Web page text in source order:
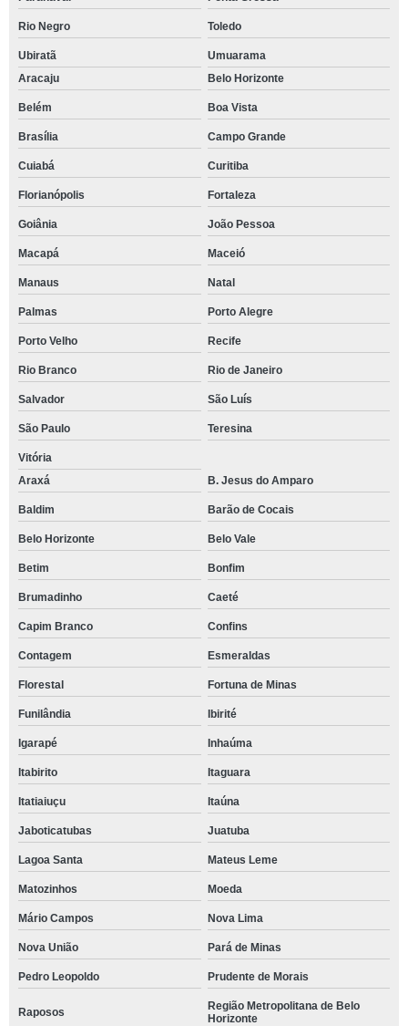
Rio Negro Toledo
Ubiratã
Umuarama
Aracaju
Belo Horizonte
Belém Boa Vista
Brasília Campo Grande
Cuiabá Curitiba
Florianópolis Fortaleza
Goiânia João Pessoa
Macapá Maceió
Manaus Natal
Palmas Porto Alegre
Porto Velho Recife
Rio Branco Rio de Janeiro
Salvador São Luís
São Paulo Teresina
Vitória
Araxá
B. Jesus do Amparo
Baldim Barão de Cocais
Belo Horizonte Belo Vale
Betim Bonfim
Brumadinho Caeté
Capim Branco Confins
Contagem Esmeraldas
Florestal Fortuna de Minas
Funilândia Ibirité
Igarapé Inhaúma
Itabirito Itaguara
Itatiaiuçu Itaúna
Jaboticatubas Juatuba
Lagoa Santa Mateus Leme
Matozinhos Moeda
Mário Campos Nova Lima
Nova União Pará de Minas
Pedro Leopoldo Prudente de Morais
Raposos
Região Metropolitana de Belo
Horizonte